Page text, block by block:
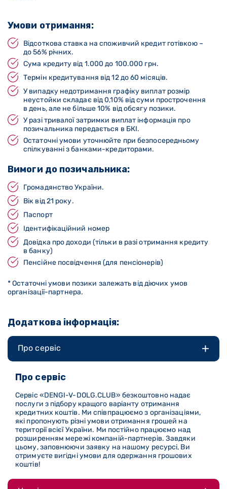
Умови отримання:
Відсоткова ставка на споживчий кредит готівкою –
до 56% річних.
Сума кредиту від 1.000 до 100.000 грн.
Термін кредитування від 12 до 60 місяців.
У випадку недотримання графіку виплат розмір
неустойки складає від 0,10% від суми прострочення
в день, але не більше 10% від обсягу позики.
У разі тривалої затримки виплат інформація про
позичальника передається в БКІ.
Остаточні умови уточнюйте при безпосередньому
спілкуванні з банками-кредиторами.
Вимоги до позичальника:
Громадянство України.
Вік від 21 року.
Паспорт
Ідентифікаційний номер
Довідка про доходи (тільки в разі отримання кредиту
в банку)
Пенсійне посвідчення (для пенсіонерів)
* Остаточні умови позики залежать від діючих умов
організації-партнера.
Додаткова інформація:
Про сервіс
Про сервіс
Сервіс «DENGI-V-DOLG.CLUB» безкоштовно надає
послуги з підбору кращого варіанту отримання
кредитних коштів. Ми співпрацюємо з організаціями,
які пропонують різні умови отримання грошей на
території всієї України. Ми постійно працюємо над
розширенням мережі компаній-партнерів. Завдяки
цьому, заповнюючи заявку на нашому ресурсі, Ви
отримуєте вигідні умови для одержання грошових
коштів!